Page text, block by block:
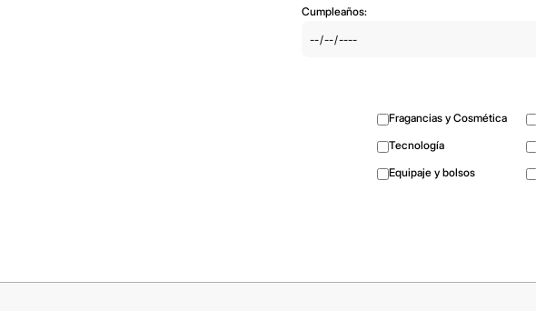
Cumpleaños:
Fragancias y Cosmética
Tecnología
Equipaje y bolsos